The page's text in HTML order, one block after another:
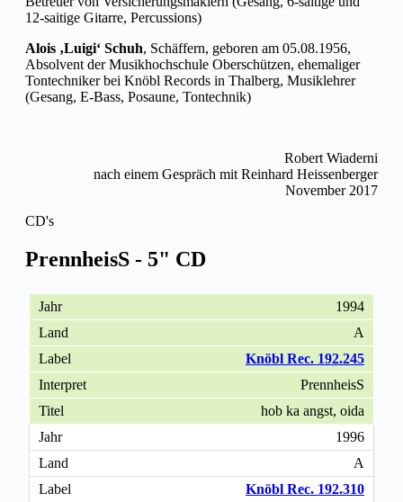
12-saitige Gitarre, Percussions)
Alois ‚Luigi‘ Schuh, Schäffern, geboren am 05.08.1956,
Absolvent der Musikhochschule Oberschützen, ehemaliger
Tontechniker bei Knöbl Records in Thalberg, Musiklehrer
(Gesang, E-Bass, Posaune, Tontechnik)
Robert Wiaderni
nach einem Gespräch mit Reinhard Heissenberger
November 2017
CD's
PrennheisS - 5" CD
1994
A
Knöbl Rec. 192.245
PrennheisS
hob ka angst, oida
1996
A
Knöbl Rec. 192.310